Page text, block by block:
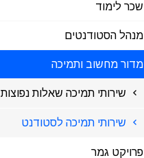
שכר לימוד
מנהל הסטודנטים
מדור מחשוב ותמיכה
שירותי תמיכה שאלות נפוצות
שירותי תמיכה לסטודנט
פרויקט גמר